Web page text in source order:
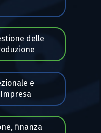
delle
e
finanza